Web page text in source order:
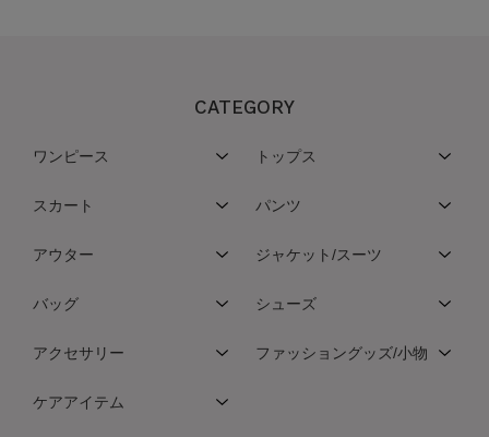
CATEGORY
ワンピース トップス
スカート パンツ
アウター ジャケット/スーツ
バッグ シューズ
アクセサリー ファッショングッズ/小物
ケアアイテム